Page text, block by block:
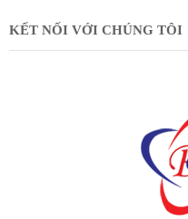
KẾT NỐI VỚI CHÚNG TÔI